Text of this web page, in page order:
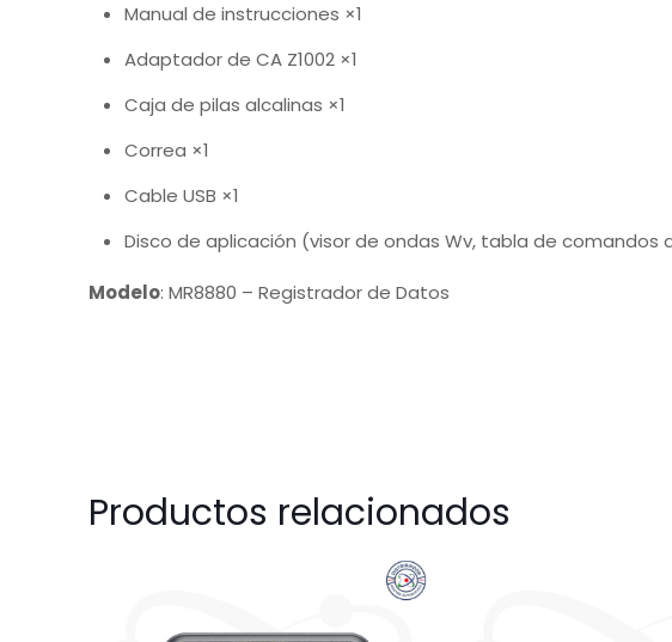
Manual de instrucciones ×1
Adaptador de CA Z1002 ×1
Caja de pilas alcalinas ×1
Correa ×1
Cable USB ×1
Disco de aplicación (visor de ondas Wv, tabla de comandos
Modelo: MR8880 – Registrador de Datos
Productos relacionados